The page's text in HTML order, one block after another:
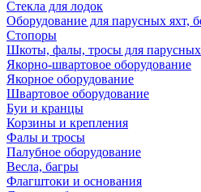
Стекла для лодок
Оборудование для парусных яхт,
Стопоры
Шкоты, фалы, тросы для парусных
Якорно-швартовое оборудование
Якорное оборудование
Швартовое оборудование
Буи и кранцы
Корзины и крепления
Фалы и тросы
Палубное оборудование
Весла, багры
Флагштоки и основания